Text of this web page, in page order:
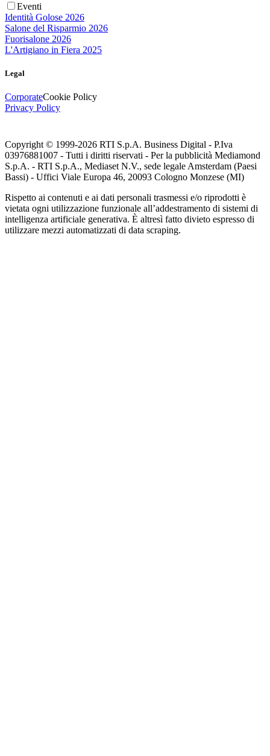
Eventi
Identità Golose 2026
Salone del Risparmio 2026
Fuorisalone 2026
L'Artigiano in Fiera 2025
Legal
CorporateCookie Policy
Privacy Policy
Copyright © 1999-2026 RTI S.p.A. Business Digital - P.Iva
03976881007 - Tutti i diritti riservati - Per la pubblicità Mediamond
S.p.A. - RTI S.p.A., Mediaset N.V., sede legale Amsterdam (Paesi
Bassi) - Uffici Viale Europa 46, 20093 Cologno Monzese (MI)
Rispetto ai contenuti e ai dati personali trasmessi e/o riprodotti è
vietata ogni utilizzazione funzionale all’addestramento di sistemi di
intelligenza artificiale generativa. È altresì fatto divieto espresso di
utilizzare mezzi automatizzati di data scraping.